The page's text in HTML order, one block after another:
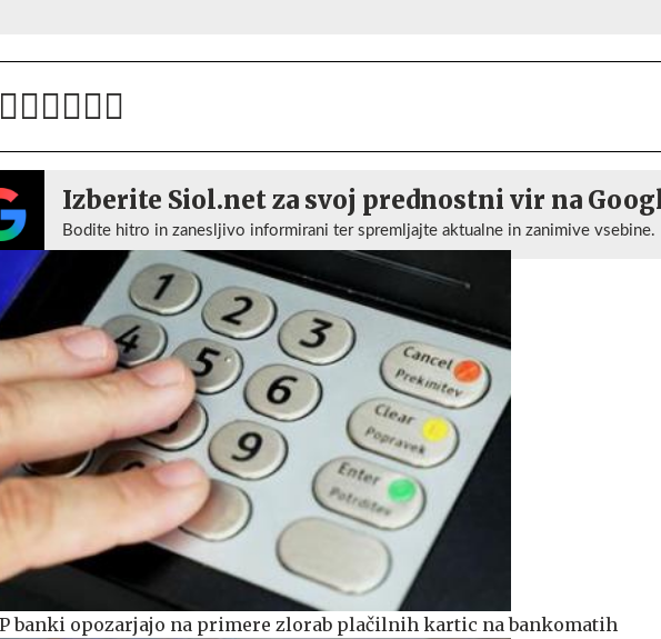
Izberite Siol.net za svoj prednostni vir na
Bodite hitro in zanesljivo informirani ter spremljajte aktualne in zanimive vsebine.
banki opozarjajo na primere zlorab plačilnih kartic na bankomatih